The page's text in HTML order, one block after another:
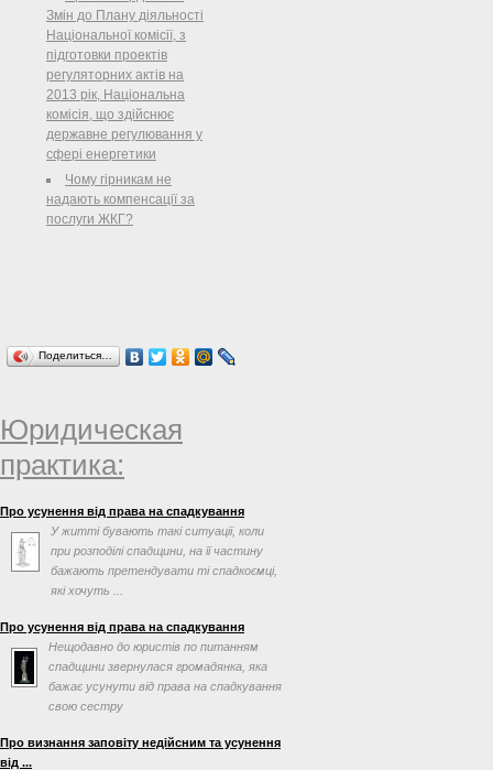
регулювання у сфері енергетики,
ПОСТАНОВЛЯЄ:
Змін до Плану діяльності
Національної комісії, з
підготовки проектів
регуляторних актів на
2013 рік, Національна
комісія, що здійснює
державне регулювання у
сфері енергетики
Чому гірникам не
надають компенсації за
послуги ЖКГ?
Поделиться…
Юридическая
практика:
Про усунення від права на спадкування
У житті бувають такі ситуації, коли
при розподілі спадщини, на її частину
бажають претендувати ті спадкоємці,
які хочуть ...
Про усунення від права на спадкування
Нещодавно до юристів по питанням
спадщини звернулася громадянка, яка
бажає усунути від права на спадкування
свою сестру
Про визнання заповіту недійсним та усунення
від ...